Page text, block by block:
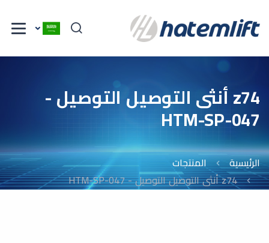
z74 أنثى التوصيل التوصيل -
HTM-SP-047
الرئيسية
المنتجات
z74 أنثى التوصيل التوصيل - HTM-SP-047